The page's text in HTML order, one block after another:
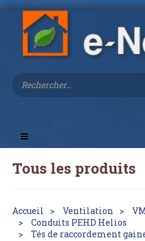
Toggle
navigation
Tous les produits
Accueil Ventilation
Conduits PEHD Helios
Tés de raccordement